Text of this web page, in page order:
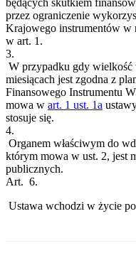
będących skutkiem
przez ograniczenie
Krajowego instrumentów w
w art. 1.
3.
W przypadku gdy
miesiącach jest zgodna z
Finansowego Instrumentu
mowa w art. 1 ust. 1a
stosuje się.
4.
Organem właściwym do
którym mowa w ust. 2, jest
publicznych.
Art. 6.
Ustawa wchodzi w życie